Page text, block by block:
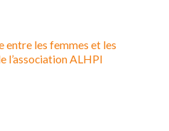
entre les femmes et les
l’association ALHPI